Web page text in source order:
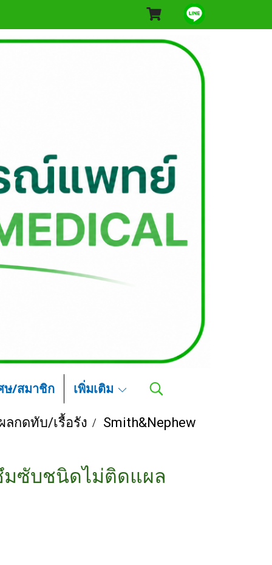
ษ/สมาชิก เพิ่มเติม
กดทับ/เรื้อรัง
Smith&Nephew
มซับชนิดไม่ติดแผล